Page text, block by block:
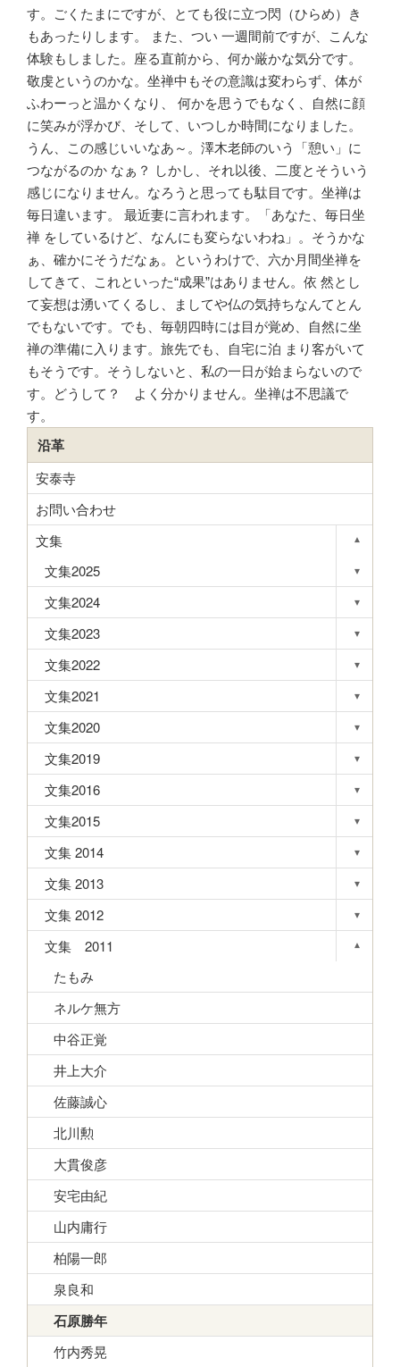
す。ごくたまにですが、とても役に立つ閃（ひらめ）き
もあったりします。 また、つい 一週間前ですが、こんな
体験もしました。座る直前から、何か厳かな気分です。
敬虔というのかな。坐禅中もその意識は変わらず、体が
ふわーっと温かくなり、 何かを思うでもなく、自然に顔
に笑みが浮かび、そして、いつしか時間になりました。
うん、この感じいいなあ～。澤木老師のいう「憩い」に
つながるのか なぁ？ しかし、それ以後、二度とそういう
感じになりません。なろうと思っても駄目です。坐禅は
毎日違います。 最近妻に言われます。「あなた、毎日坐
禅 をしているけど、なんにも変らないわね」。そうかな
ぁ、確かにそうだなぁ。というわけで、六か月間坐禅を
してきて、これといった“成果”はありません。依 然とし
て妄想は湧いてくるし、ましてや仏の気持ちなんてとん
でもないです。でも、毎朝四時には目が覚め、自然に坐
禅の準備に入ります。旅先でも、自宅に泊 まり客がいて
もそうです。そうしないと、私の一日が始まらないので
す。どうして？ よく分かりません。坐禅は不思議で
す。
沿革
安泰寺
お問い合わせ
文集
▾
文集2025 ▾
文集2024 ▾
文集2023 ▾
文集2022 ▾
文集2021 ▾
文集2020 ▾
文集2019 ▾
文集2016 ▾
文集2015 ▾
文集 2014 ▾
文集 2013 ▾
文集 2012 ▾
文集 2011 ▾
たもみ
ネルケ無方
中谷正覚
井上大介
佐藤誠心
北川勲
大貫俊彦
安宅由紀
山内庸行
柏陽一郎
泉良和
石原勝年
竹内秀晃